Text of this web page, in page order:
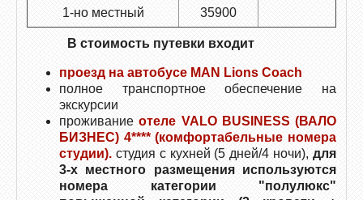
1-но местный 35900
В стоимость путевки входит
проезд на автобусе МАN Lions Coach
полное транспортное обеспечение на
экскурсии
проживаниеотеле VALO BUSINESS (ВАЛО
БИЗНЕС) 4****(комфортабельные номера
студии). студия с кухней (5 дней/4 ночи),для
3-х местного размещения используются
номера категории "полулюкс"